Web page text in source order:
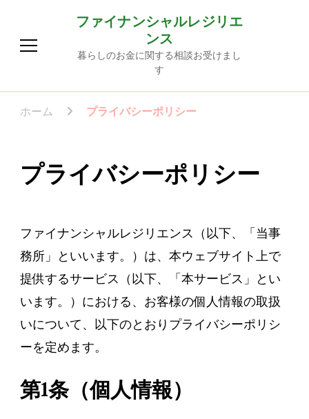
ファイナンシャルレジリエ
ンス
暮らしのお金に関する相談お受けまし
す
ホーム プライバシーポリシー
プライバシーポリシー
ファイナンシャルレジリエンス（以下、「当事
務所」といいます。）は、本ウェブサイト上で
提供するサービス（以下、「本サービス」とい
います。）における、お客様の個人情報の取扱
いについて、以下のとおりプライバシーポリシ
ーを定めます。
第1条（個人情報）